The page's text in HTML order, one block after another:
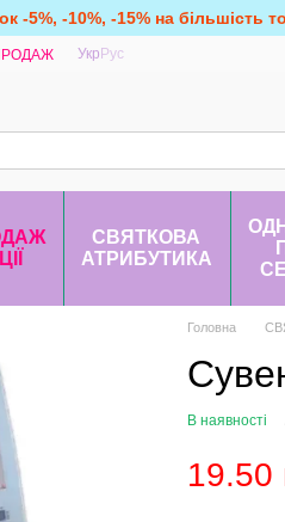
-5%, -10%, -15% на
Укр Рус
СВЯТКОВА
АТРИБУТИКА
Головна
В наявності
19.50